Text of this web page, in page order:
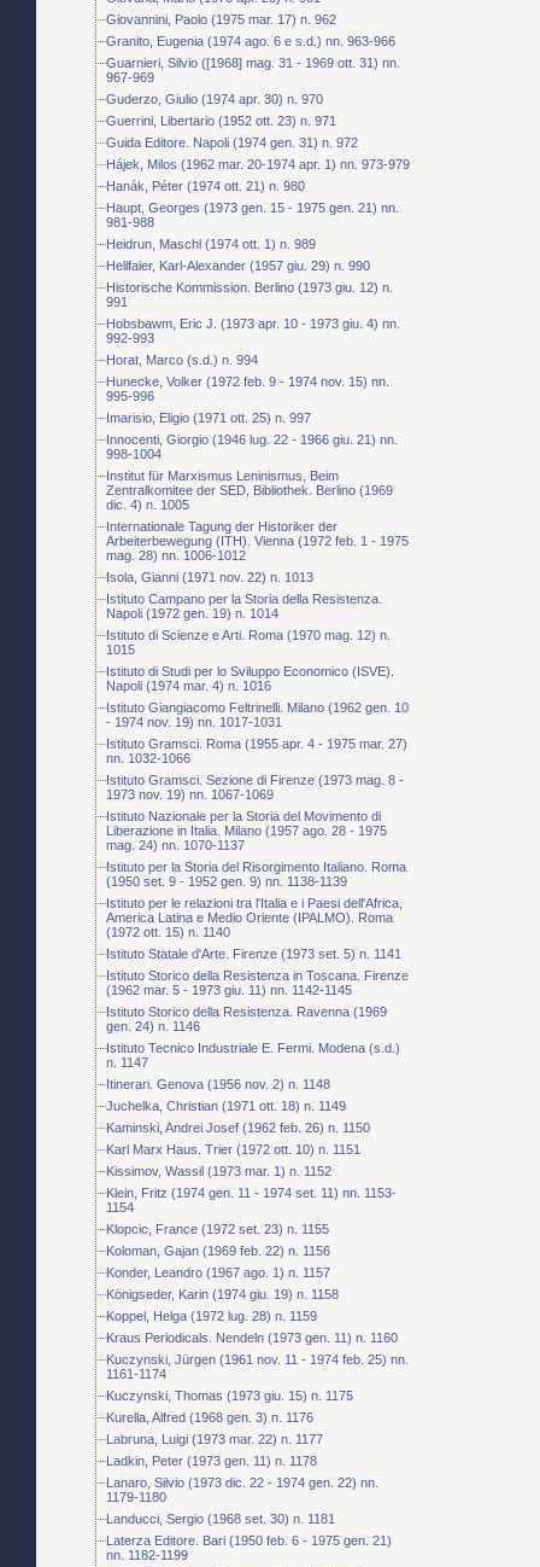
Giovannini, Paolo (1975 mar. 17) n. 962
Granito, Eugenia (1974 ago. 6 e s.d.) nn. 963-966
Guarnieri, Silvio ([1968] mag. 31 - 1969 ott. 31) nn.
967-969
Guderzo, Giulio (1974 apr. 30) n. 970
Guerrini, Libertario (1952 ott. 23) n. 971
Guida Editore. Napoli (1974 gen. 31) n. 972
Hájek, Milos (1962 mar. 20-1974 apr. 1) nn. 973-979
Hanák, Péter (1974 ott. 21) n. 980
Haupt, Georges (1973 gen. 15 - 1975 gen. 21) nn.
981-988
Heidrun, Maschl (1974 ott. 1) n. 989
Hellfaier, Karl-Alexander (1957 giu. 29) n. 990
Historische Kommission. Berlino (1973 giu. 12) n.
991
Hobsbawm, Eric J. (1973 apr. 10 - 1973 giu. 4) nn.
992-993
Horat, Marco (s.d.) n. 994
Hunecke, Volker (1972 feb. 9 - 1974 nov. 15) nn.
995-996
Imarisio, Eligio (1971 ott. 25) n. 997
Innocenti, Giorgio (1946 lug. 22 - 1966 giu. 21) nn.
998-1004
Institut für Marxismus Leninismus, Beim
Zentralkomitee der SED, Bibliothek. Berlino (1969
dic. 4) n. 1005
Internationale Tagung der Historiker der
Arbeiterbewegung (ITH). Vienna (1972 feb. 1 - 1975
mag. 28) nn. 1006-1012
Isola, Gianni (1971 nov. 22) n. 1013
Istituto Campano per la Storia della Resistenza.
Napoli (1972 gen. 19) n. 1014
Istituto di Scienze e Arti. Roma (1970 mag. 12) n.
1015
Istituto di Studi per lo Sviluppo Economico (ISVE).
Napoli (1974 mar. 4) n. 1016
Istituto Giangiacomo Feltrinelli. Milano (1962 gen. 10
- 1974 nov. 19) nn. 1017-1031
Istituto Gramsci. Roma (1955 apr. 4 - 1975 mar. 27)
nn. 1032-1066
Istituto Gramsci. Sezione di Firenze (1973 mag. 8 -
1973 nov. 19) nn. 1067-1069
Istituto Nazionale per la Storia del Movimento di
Liberazione in Italia. Milano (1957 ago. 28 - 1975
mag. 24) nn. 1070-1137
Istituto per la Storia del Risorgimento Italiano. Roma
(1950 set. 9 - 1952 gen. 9) nn. 1138-1139
Istituto per le relazioni tra l'Italia e i Paesi dell'Africa,
America Latina e Medio Oriente (IPALMO). Roma
(1972 ott. 15) n. 1140
Istituto Statale d'Arte. Firenze (1973 set. 5) n. 1141
Istituto Storico della Resistenza in Toscana. Firenze
(1962 mar. 5 - 1973 giu. 11) nn. 1142-1145
Istituto Storico della Resistenza. Ravenna (1969
gen. 24) n. 1146
Istituto Tecnico Industriale E. Fermi. Modena (s.d.)
n. 1147
Itinerari. Genova (1956 nov. 2) n. 1148
Juchelka, Christian (1971 ott. 18) n. 1149
Kaminski, Andrei Josef (1962 feb. 26) n. 1150
Karl Marx Haus. Trier (1972 ott. 10) n. 1151
Kissimov, Wassil (1973 mar. 1) n. 1152
Klein, Fritz (1974 gen. 11 - 1974 set. 11) nn. 1153-
1154
Klopcic, France (1972 set. 23) n. 1155
Koloman, Gajan (1969 feb. 22) n. 1156
Konder, Leandro (1967 ago. 1) n. 1157
Königseder, Karin (1974 giu. 19) n. 1158
Koppel, Helga (1972 lug. 28) n. 1159
Kraus Periodicals. Nendeln (1973 gen. 11) n. 1160
Kuczynski, Jürgen (1961 nov. 11 - 1974 feb. 25) nn.
1161-1174
Kuczynski, Thomas (1973 giu. 15) n. 1175
Kurella, Alfred (1968 gen. 3) n. 1176
Labruna, Luigi (1973 mar. 22) n. 1177
Ladkin, Peter (1973 gen. 11) n. 1178
Lanaro, Silvio (1973 dic. 22 - 1974 gen. 22) nn.
1179-1180
Landucci, Sergio (1968 set. 30) n. 1181
Laterza Editore. Bari (1950 feb. 6 - 1975 gen. 21)
nn. 1182-1199